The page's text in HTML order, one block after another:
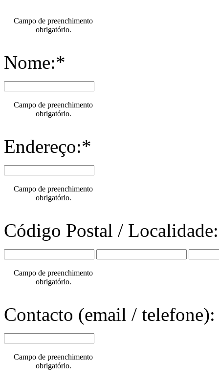
Campo de preenchimento
obrigatório.
Nome:*
Campo de preenchimento
obrigatório.
Endereço:*
Campo de preenchimento
obrigatório.
Código Postal /
Campo de preenchimento
obrigatório.
Contacto (email /
Campo de preenchimento
obrigatório.